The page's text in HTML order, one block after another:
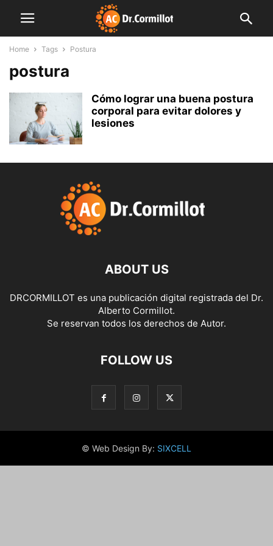
Home Tags Postura
postura
Cómo lograr una buena postura
corporal para evitar dolores y
lesiones
ABOUT US
DRCORMILLOT es una publicación digital registrada del Dr.
Alberto Cormillot.
Se reservan todos los derechos de Autor.
FOLLOW US
© Web Design By: SIXCELL